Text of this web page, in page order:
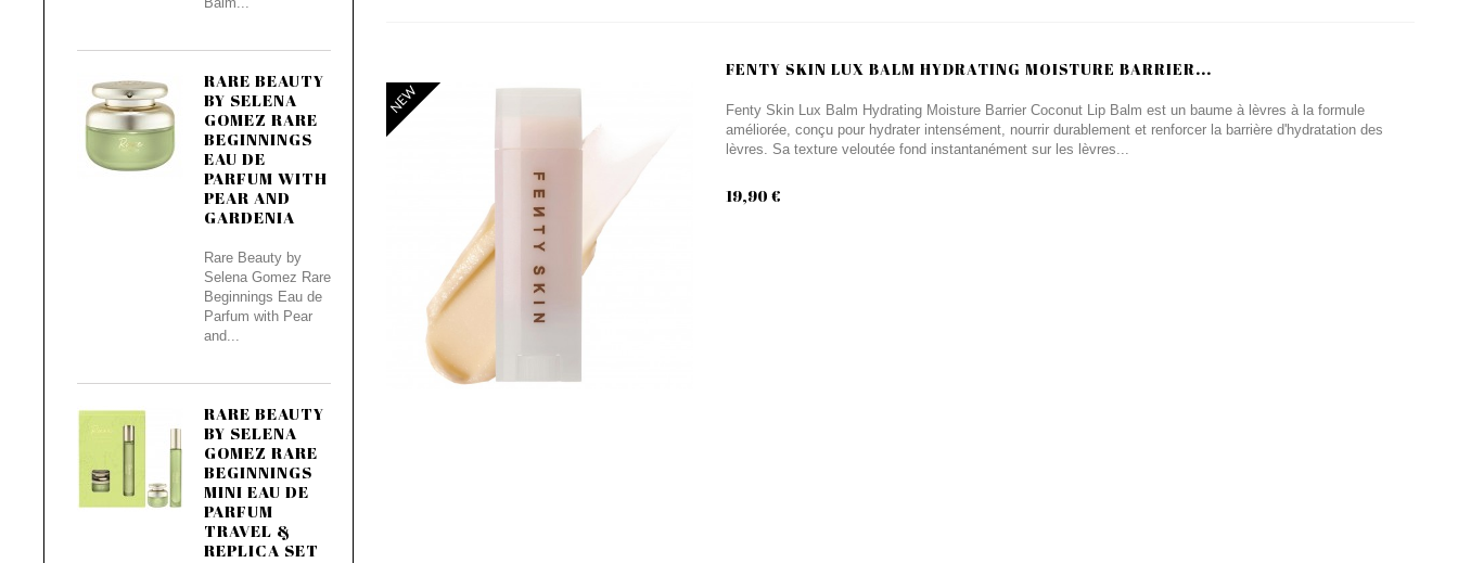
RARE BEAUTY
BY SELENA
GOMEZ RARE
BEGINNINGS
EAU DE
PARFUM WITH
PEAR AND
GARDENIA
Rare Beauty by
Selena Gomez Rare
Beginnings Eau de
Parfum with Pear
and...
RARE BEAUTY
BY SELENA
GOMEZ RARE
BEGINNINGS
MINI EAU DE
PARFUM
TRAVEL &
REPLICA SET
NEW
FENTY SKIN LUX BALM HYDRATING MOISTURE BARRIER...
Fenty Skin Lux Balm Hydrating Moisture Barrier Coconut Lip Balm est un baume à lèvres à la formule
améliorée, conçu pour hydrater intensément, nourrir durablement et renforcer la barrière d'hydratation des
lèvres. Sa texture veloutée fond instantanément sur les lèvres...
19,90 €